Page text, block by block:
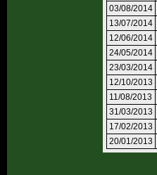
03/08/2014
13/07/2014
12/06/2014
24/05/2014
23/03/2014
12/10/2013
11/08/2013
31/03/2013
17/02/2013
20/01/2013